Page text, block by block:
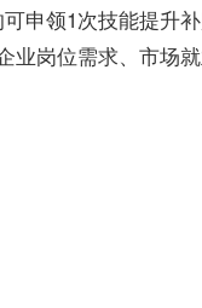
申领1次技能提升
岗位需求、市场就